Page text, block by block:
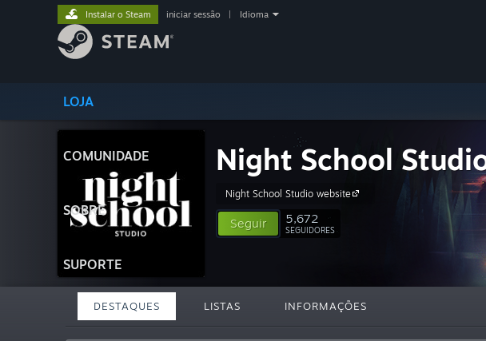
LOJA
COMUNIDADE
SOBRE
SUPORTE
Instalar o Steam iniciar sessão Idioma
Night School
Night School Studio website
Seguir 5,672
SEGUIDORES
DESTAQUES LISTAS INFORMAÇÕES